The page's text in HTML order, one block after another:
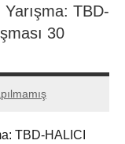
TBD-
30
TBD-HALICI